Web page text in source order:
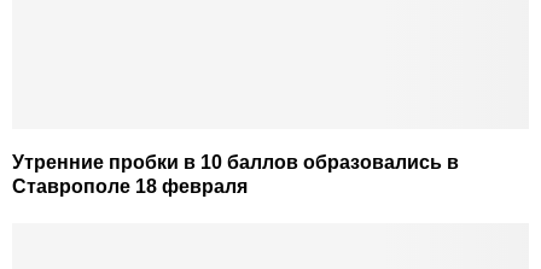
Утренние пробки в 10 баллов образовались в
Ставрополе 18 февраля